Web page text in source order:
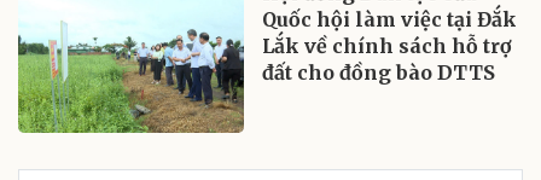
Quốc hội làm việc tại Đắk
Lắk về chính sách hỗ trợ
đất cho đồng bào DTTS